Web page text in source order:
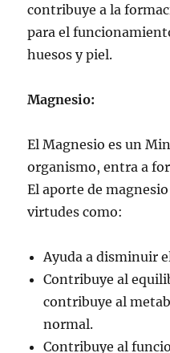
contribuye a la
para el
huesos y piel.
Magnesio:
El Magnesio es un
organismo, entra a
El aporte de
virtudes como:
Ayuda a disminuir
Contribuye al
contribuye al
normal.
Contribuye al